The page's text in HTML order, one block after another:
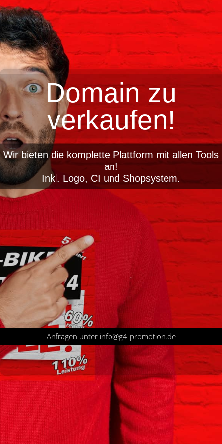
Domain zu
verkaufen!
Wir bieten die komplette Plattform mit allen Tools
an!
Inkl. Logo, CI und Shopsystem.
Anfragen unter info@g4-promotion.de